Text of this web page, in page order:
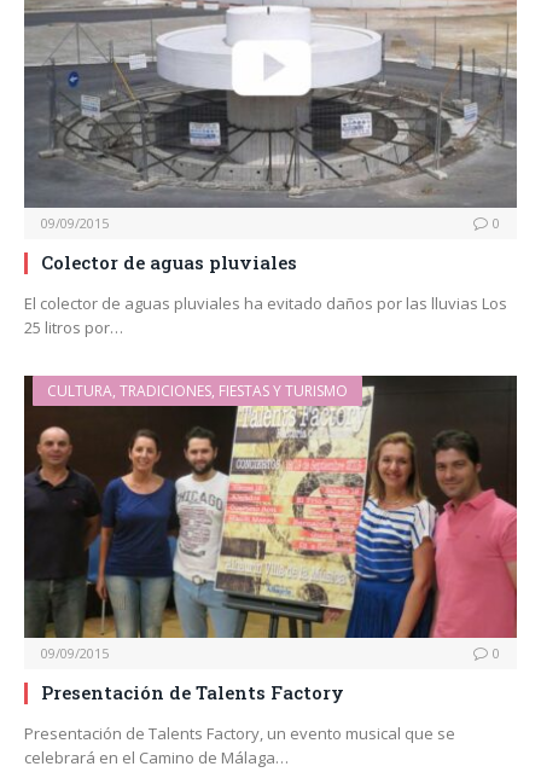
09/09/2015 0
Colector de aguas pluviales
El colector de aguas pluviales ha evitado daños por las lluvias Los
25 litros por…
CULTURA, TRADICIONES, FIESTAS Y TURISMO
09/09/2015 0
Presentación de Talents Factory
Presentación de Talents Factory, un evento musical que se
celebrará en el Camino de Málaga…